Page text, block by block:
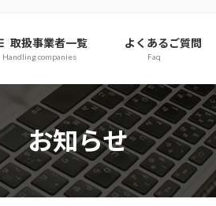
取扱事業者一覧
Handling companies
よくあるご質問
Faq
お知らせ